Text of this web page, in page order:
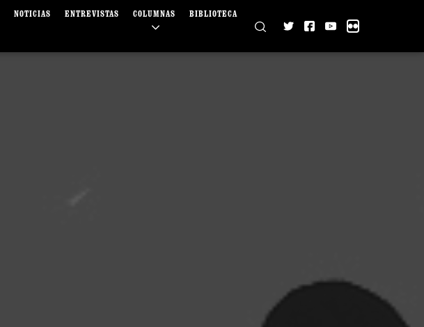
NOTICIAS ENTREVISTAS COLUMNAS BIBLIOTECA